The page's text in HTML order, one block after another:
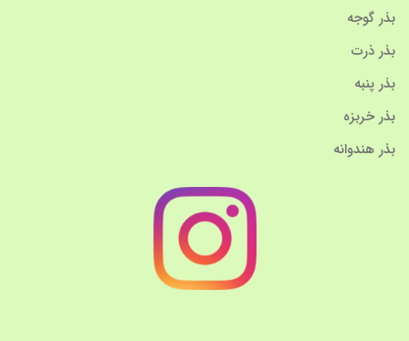
بذر گوجه
بذر ذرت
بذر پنبه
بذر خربزه
بذر هندوانه